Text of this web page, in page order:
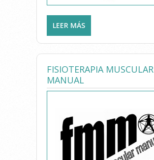
LEER MÁS
FISIOTERAPIA I SALUT
FISIOTERAPIA MUSCULAR
MANUAL